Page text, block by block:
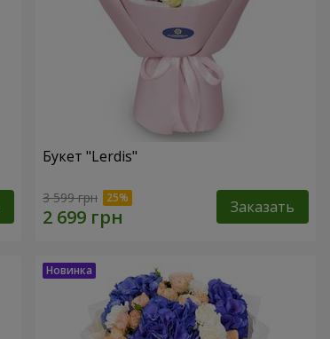
Букет "Lerdis"
3 599 грн Заказать